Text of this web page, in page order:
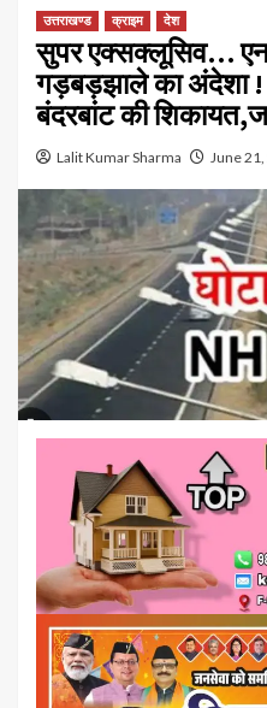
उत्तराखण्ड क्राइम देश
सुपर एक्सक्लूसिव…
गड़बड़झाले का अंदेशा
बंदरबांट की
Lalit Kumar Sharma June